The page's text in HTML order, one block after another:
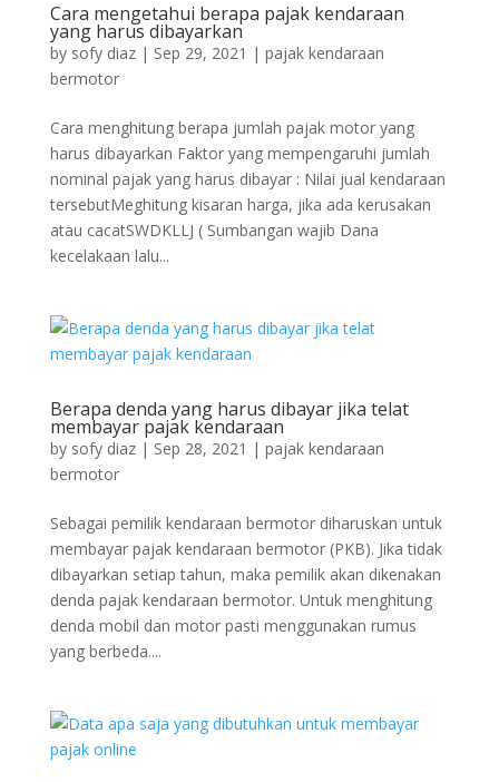
Cara mengetahui berapa pajak kendaraan
yang harus dibayarkan
by sofy diaz| Sep 29, 2021 | pajak kendaraan
bermotor
Cara menghitung berapa jumlah pajak motor yang
harus dibayarkan Faktor yang mempengaruhi jumlah
nominal pajak yang harus dibayar : Nilai jual kendaraan
tersebutMeghitung kisaran harga, jika ada kerusakan
atau cacatSWDKLLJ ( Sumbangan wajib Dana
kecelakaan lalu...
Berapa denda yang harus dibayar jika telat
membayar pajak kendaraan
by sofy diaz| Sep 28, 2021 | pajak kendaraan
bermotor
Sebagai pemilik kendaraan bermotor diharuskan untuk
membayar pajak kendaraan bermotor (PKB). Jika tidak
dibayarkan setiap tahun, maka pemilik akan dikenakan
denda pajak kendaraan bermotor. Untuk menghitung
denda mobil dan motor pasti menggunakan rumus
yang berbeda....